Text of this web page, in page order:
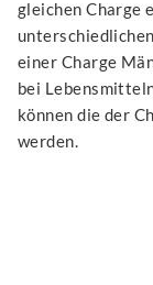
gleichen Charge
einer Charge
bei
können die der
werden.